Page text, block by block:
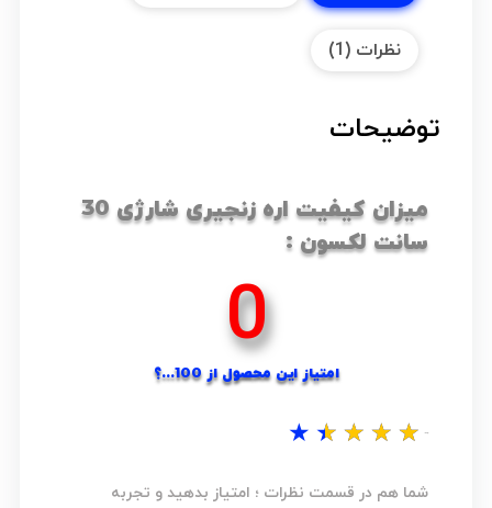
نظرات (1)
توضیحات
میزان کیفیت اره زنجیری شارژی 30
سانت لکسون :
امتیاز این محصول از 100...؟
0
★
★
★
★
★
شما هم در قسمت نظرات ؛ امتیاز بدهید و تجربه